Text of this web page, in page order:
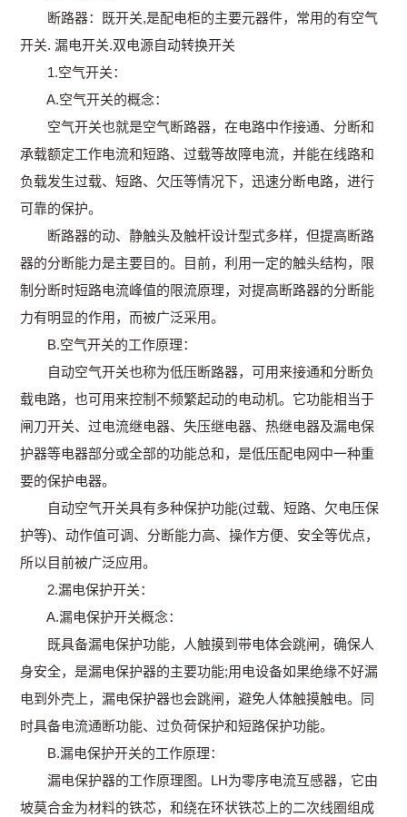
断路器：既开关,是配电柜的主要元器件，常用的有空气
开关. 漏电开关.双电源自动转换开关
1.空气开关：
A.空气开关的概念：
空气开关也就是空气断路器，在电路中作接通、分断和
承载额定工作电流和短路、过载等故障电流，并能在线路和
负载发生过载、短路、欠压等情况下，迅速分断电路，进行
可靠的保护。
断路器的动、静触头及触杆设计型式多样，但提高断路
器的分断能力是主要目的。目前，利用一定的触头结构，限
制分断时短路电流峰值的限流原理，对提高断路器的分断能
力有明显的作用，而被广泛采用。
B.空气开关的工作原理：
自动空气开关也称为低压断路器，可用来接通和分断负
载电路，也可用来控制不频繁起动的电动机。它功能相当于
闸刀开关、过电流继电器、失压继电器、热继电器及漏电保
护器等电器部分或全部的功能总和，是低压配电网中一种重
要的保护电器。
自动空气开关具有多种保护功能(过载、短路、欠电压保
护等)、动作值可调、分断能力高、操作方便、安全等优点，
所以目前被广泛应用。
2.漏电保护开关：
A.漏电保护开关概念：
既具备漏电保护功能，人触摸到带电体会跳闸，确保人
身安全，是漏电保护器的主要功能;用电设备如果绝缘不好漏
电到外壳上，漏电保护器也会跳闸，避免人体触摸触电。同
时具备电流通断功能、过负荷保护和短路保护功能。
B.漏电保护开关的工作原理：
漏电保护器的工作原理图。LH为零序电流互感器，它由
坡莫合金为材料的铁芯，和绕在环状铁芯上的二次线圈组成